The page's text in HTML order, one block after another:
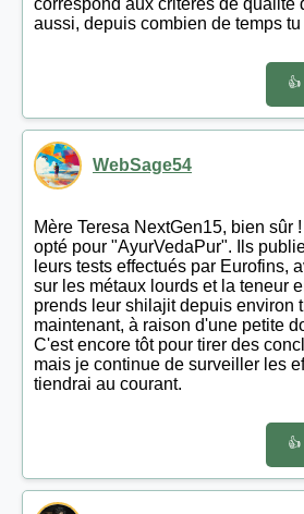
correspond aux critères de qualité
aussi, depuis combien de temps
👍
WebSage54
Mère Teresa NextGen15, bien sûr
opté pour "AyurVedaPur". Ils
leurs tests effectués par Eurofins,
sur les métaux lourds et la teneur
prends leur shilajit depuis environ
maintenant, à raison d'une petite
C'est encore tôt pour tirer des
mais je continue de surveiller les
tiendrai au courant.
👍